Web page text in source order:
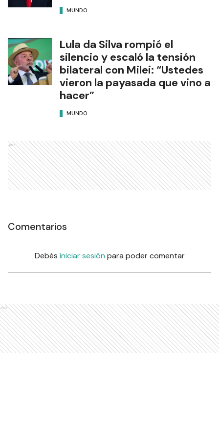
MUNDO
Lula da Silva rompió el
silencio y escaló la tensión
bilateral con Milei: “Ustedes
vieron la payasada que vino a
hacer”
MUNDO
Ads
Comentarios
Debés iniciar sesión para poder comentar
Ads